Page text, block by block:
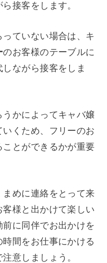
接客をします。
ていない場合は、キ
のお客様のテーブルに
ながら接客をしま
かによってキャバ嬢
くため、フリーのお
とができるかが重要
めに連絡をとって来
様と出かけて楽しい
に同伴でお出かけを
間をお仕事にかける
意しましょう。